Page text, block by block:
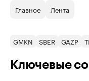
Главное Лента
GMKN SBER GAZP
Ключевые